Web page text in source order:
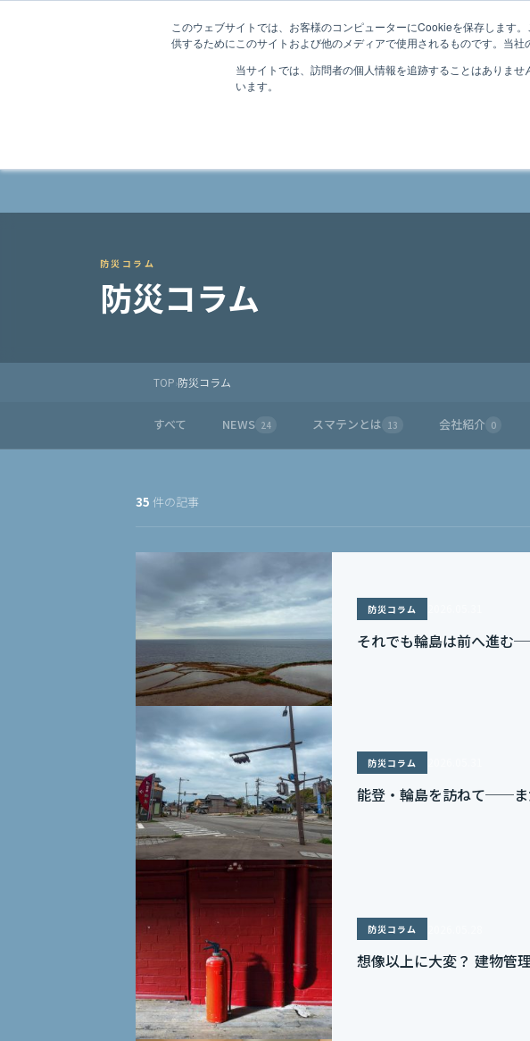
このウェブサイトでは、お客様のコンピューターにCookieを保存します
供するためにこのサイトおよび他のメディアで使用されるものです。当
当サイトでは、訪問者の個人情報を追跡することはありま
います。
スマテンMagazine
防災コラム
防災コラム
TOP›防災コラム
すべて NEWS 24 スマテンとは 13 会社紹介 0
35 件の記事
防災コラム
それでも輪島は前へ進む
防災コラム
能登・輪島を訪ねて──ま
防災コラム
想像以上に大変？ 建物管